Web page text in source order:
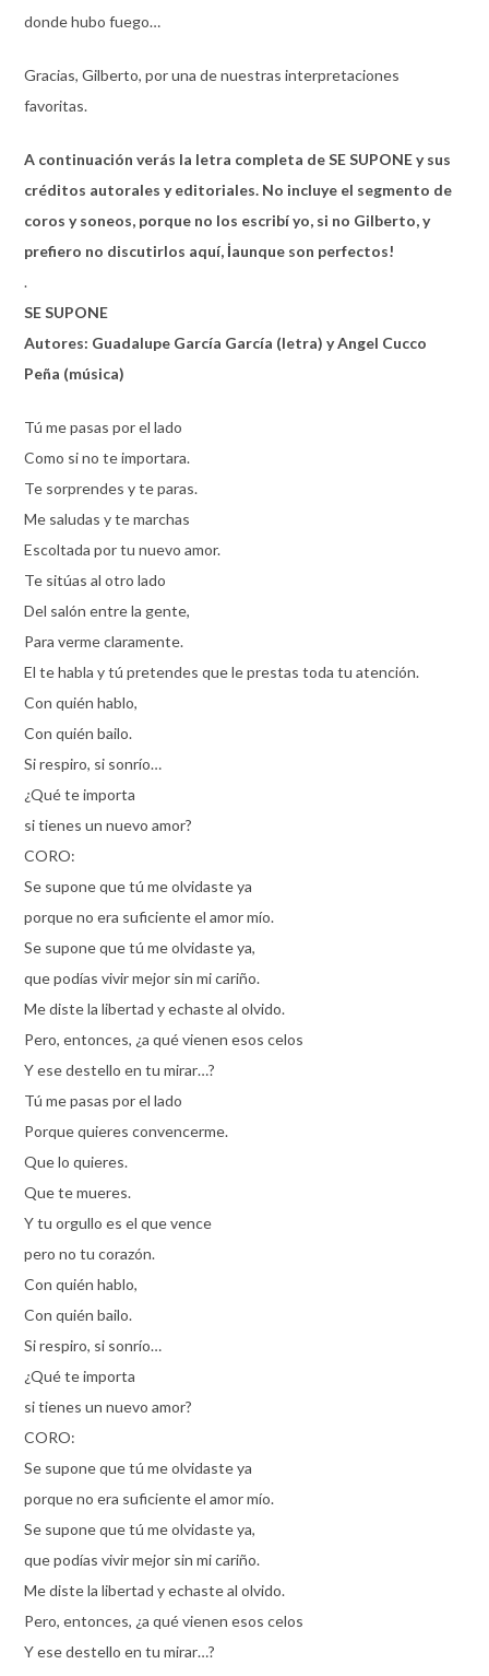
donde hubo fuego…
Gracias, Gilberto, por una de nuestras interpretaciones
favoritas.
A continuación verás la letra completa de SE SUPONE y sus
créditos autorales y editoriales. No incluye el segmento de
coros y soneos, porque no los escribí yo, si no Gilberto, y
prefiero no discutirlos aquí, İaunque son perfectos!
.
SE SUPONE
Autores: Guadalupe García García (letra) y Angel Cucco
Peña (música)
Tú me pasas por el lado
Como si no te importara.
Te sorprendes y te paras.
Me saludas y te marchas
Escoltada por tu nuevo amor.
Te sitúas al otro lado
Del salón entre la gente,
Para verme claramente.
El te habla y tú pretendes que le prestas toda tu atención.
Con quién hablo,
Con quién bailo.
Si respiro, si sonrío…
¿Qué te importa
si tienes un nuevo amor?
CORO:
Se supone que tú me olvidaste ya
porque no era suficiente el amor mío.
Se supone que tú me olvidaste ya,
que podías vivir mejor sin mi cariño.
Me diste la libertad y echaste al olvido.
Pero, entonces, ¿a qué vienen esos celos
Y ese destello en tu mirar…?
Tú me pasas por el lado
Porque quieres convencerme.
Que lo quieres.
Que te mueres.
Y tu orgullo es el que vence
pero no tu corazón.
Con quién hablo,
Con quién bailo.
Si respiro, si sonrío…
¿Qué te importa
si tienes un nuevo amor?
CORO:
Se supone que tú me olvidaste ya
porque no era suficiente el amor mío.
Se supone que tú me olvidaste ya,
que podías vivir mejor sin mi cariño.
Me diste la libertad y echaste al olvido.
Pero, entonces, ¿a qué vienen esos celos
Y ese destello en tu mirar…?